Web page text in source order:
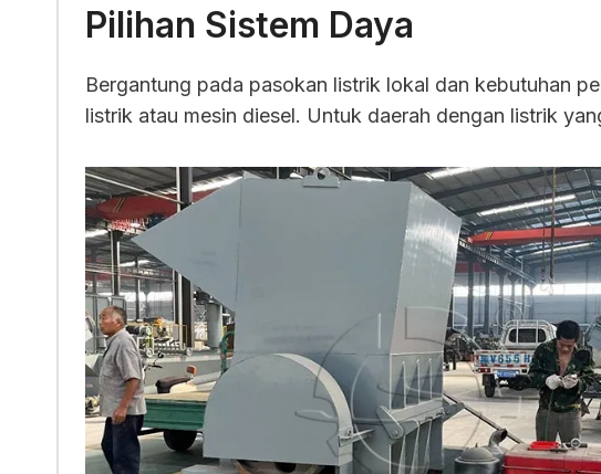
Pilihan Sistem Daya
Bergantung pada pasokan listrik lokal dan kebutuhan
listrik atau mesin diesel. Untuk daerah dengan listrik